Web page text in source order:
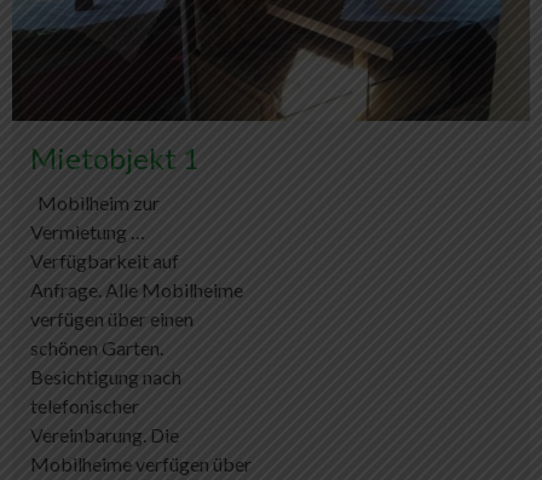
Mietobjekt 1
Mobilheim zur
Vermietung …
Verfügbarkeit auf
Anfrage. Alle Mobilheime
verfügen über einen
schönen Garten.
Besichtigung nach
telefonischer
Vereinbarung. Die
Mobilheime verfügen über